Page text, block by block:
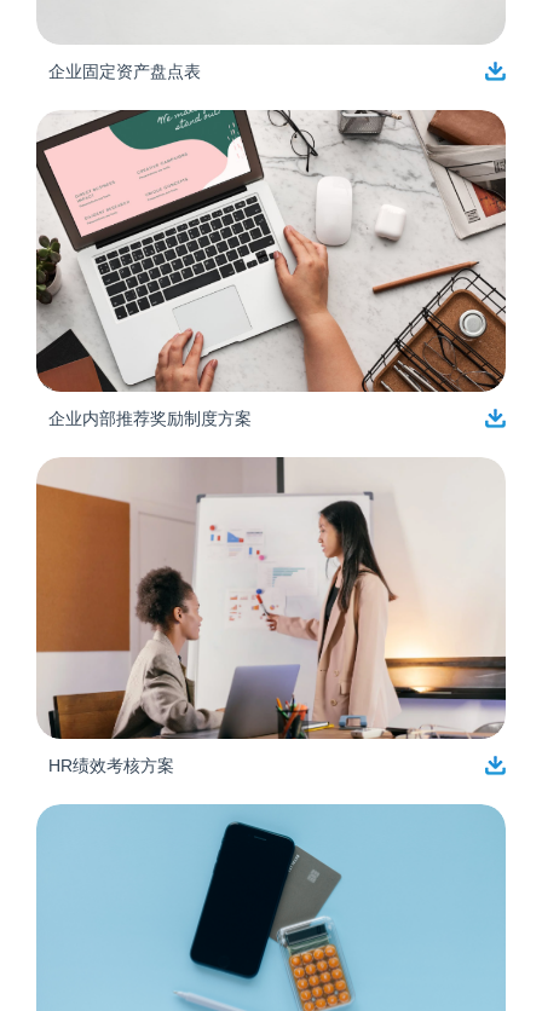
企业固定资产盘点表
企业内部推荐奖励制度方案
HR绩效考核方案